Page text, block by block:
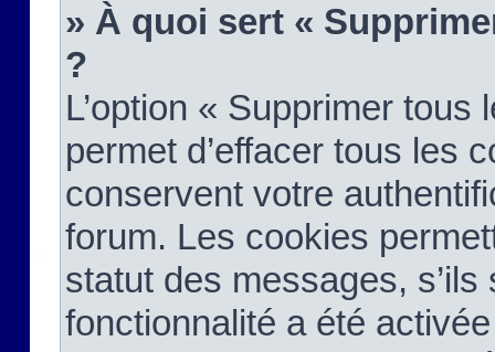
» À quoi sert «
?
L’option « Supprimer
permet d’effacer tous les
conservent votre
forum. Les cookies
statut des messages,
fonctionnalité a été